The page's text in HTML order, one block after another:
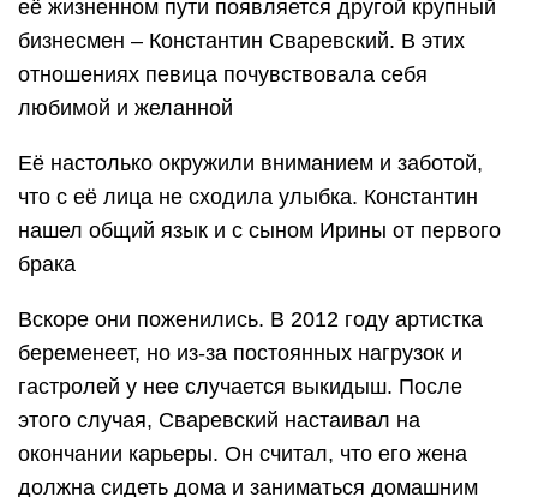
её жизненном пути появляется другой крупный
бизнесмен – Константин Сваревский. В этих
отношениях певица почувствовала себя
любимой и желанной
Её настолько окружили вниманием и заботой,
что с её лица не сходила улыбка. Константин
нашел общий язык и с сыном Ирины от первого
брака
Вскоре они поженились. В 2012 году артистка
беременеет, но из-за постоянных нагрузок и
гастролей у нее случается выкидыш. После
этого случая, Сваревский настаивал на
окончании карьеры. Он считал, что его жена
должна сидеть дома и заниматься домашним